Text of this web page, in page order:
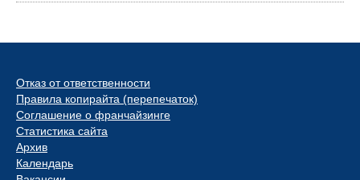
Отказ от ответственности
Правила копирайта (перепечаток)
Соглашение о франчайзинге
Статистика сайта
Архив
Календарь